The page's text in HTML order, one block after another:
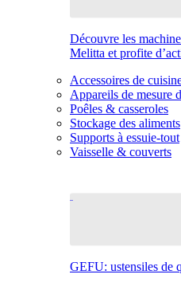
Découvre les
Melitta et profite
Accessoires de
Appareils de mesure
Poêles & casseroles
Stockage des aliments
Supports à essuie-tout
Vaisselle & couverts
GEFU: ustensiles de